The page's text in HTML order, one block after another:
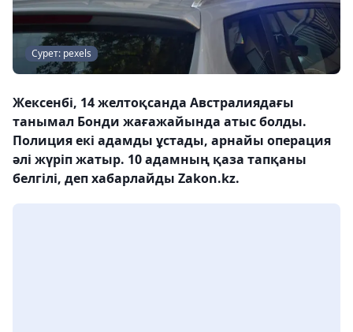
Сурет: pexels
Жексенбі, 14 желтоқсанда Австралиядағы
танымал Бонди жағажайында атыс болды.
Полиция екі адамды ұстады, арнайы операция
әлі жүріп жатыр. 10 адамның қаза тапқаны
белгілі, деп хабарлайды Zakon.kz.